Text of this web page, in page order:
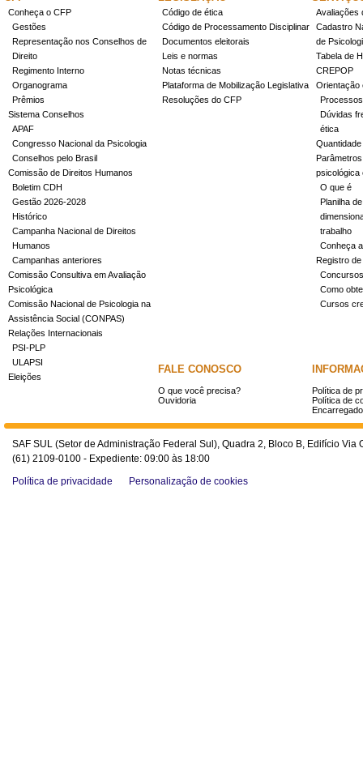
Conheça o CFP
Gestões
Representação nos Conselhos de
Direito
Regimento Interno
Organograma
Prêmios
Sistema Conselhos
APAF
Congresso Nacional da Psicologia
Conselhos pelo Brasil
Comissão de Direitos Humanos
Boletim CDH
Gestão 2026-2028
Histórico
Campanha Nacional de Direitos
Humanos
Campanhas anteriores
Comissão Consultiva em Avaliação
Psicológica
Comissão Nacional de Psicologia na
Assistência Social (CONPAS)
Relações Internacionais
PSI-PLP
ULAPSI
Eleições
Código de ética
Código de Processamento Disciplinar
Documentos eleitorais
Leis e normas
Notas técnicas
Plataforma de Mobilização Legislativa
Resoluções do CFP
Avaliações
Cadastro
de
Tabela de
CREPOP
Orientação
Dúvidas
ética
psicológica
O que é
Planilha
trabalho
Conheça
Registro
Concursos
Como
Cursos
FALE CONOSCO
O que você precisa?
Ouvidoria
Política de
Política de
SAF SUL (Setor de Administração Federal Sul), Quadra 2, Bloco B, Edifício
(61) 2109-0100 - Expediente: 09:00 às 18:00
Política de privacidade
Personalização de cookies